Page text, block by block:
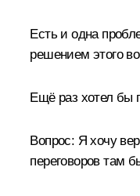
Есть и одна
решением этого
Ещё раз хотел бы
Вопрос: Я хочу
переговоров там